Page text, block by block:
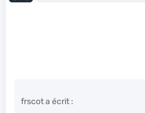
frscot a écrit :